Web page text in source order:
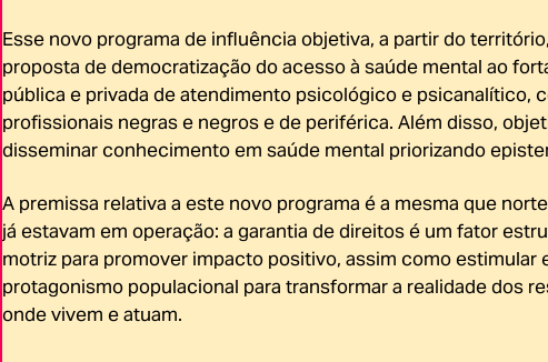
Esse novo programa de influência objetiva, a partir do
proposta de democratização do acesso à saúde mental ao
pública e privada de atendimento psicológico e psicanalítico,
profissionais negras e negros e de periférica. Além disso,
disseminar conhecimento em saúde mental priorizando
A premissa relativa a este novo programa é a mesma que
já estavam em operação: a garantia de direitos é um fator
motriz para promover impacto positivo, assim como estimular
protagonismo populacional para transformar a realidade dos
onde vivem e atuam.